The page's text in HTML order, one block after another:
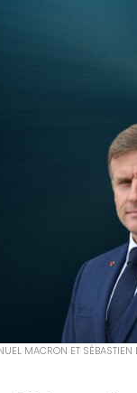
MACRON ET